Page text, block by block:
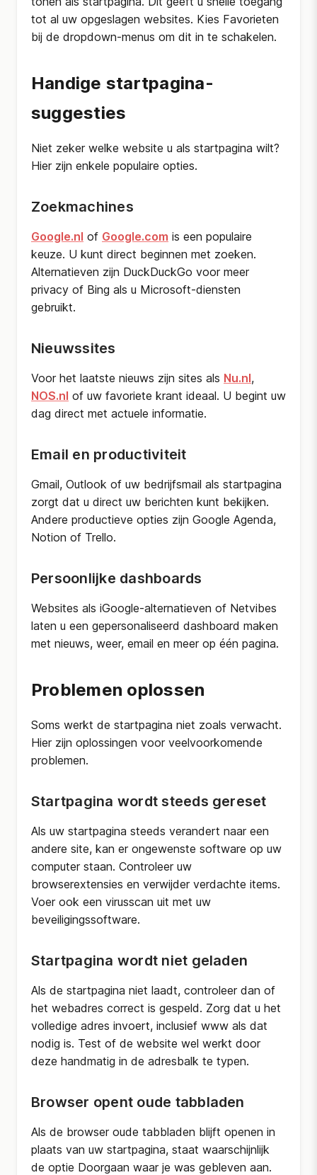
tot al uw opgeslagen websites. Kies Favorieten
bij de dropdown-menus om dit in te schakelen.
Handige startpagina-
suggesties
Niet zeker welke website u als startpagina wilt?
Hier zijn enkele populaire opties.
Zoekmachines
Google.nl of Google.com is een populaire
keuze. U kunt direct beginnen met zoeken.
Alternatieven zijn DuckDuckGo voor meer
privacy of Bing als u Microsoft-diensten
gebruikt.
Nieuwssites
Voor het laatste nieuws zijn sites als Nu.nl,
NOS.nl of uw favoriete krant ideaal. U begint uw
dag direct met actuele informatie.
Email en productiviteit
Gmail, Outlook of uw bedrijfsmail als startpagina
zorgt dat u direct uw berichten kunt bekijken.
Andere productieve opties zijn Google Agenda,
Notion of Trello.
Persoonlijke dashboards
Websites als iGoogle-alternatieven of Netvibes
laten u een gepersonaliseerd dashboard maken
met nieuws, weer, email en meer op één pagina.
Problemen oplossen
Soms werkt de startpagina niet zoals verwacht.
Hier zijn oplossingen voor veelvoorkomende
problemen.
Startpagina wordt steeds gereset
Als uw startpagina steeds verandert naar een
andere site, kan er ongewenste software op uw
computer staan. Controleer uw
browserextensies en verwijder verdachte items.
Voer ook een virusscan uit met uw
beveiligingssoftware.
Startpagina wordt niet geladen
Als de startpagina niet laadt, controleer dan of
het webadres correct is gespeld. Zorg dat u het
volledige adres invoert, inclusief www als dat
nodig is. Test of de website wel werkt door
deze handmatig in de adresbalk te typen.
Browser opent oude tabbladen
Als de browser oude tabbladen blijft openen in
plaats van uw startpagina, staat waarschijnlijk
de optie Doorgaan waar je was gebleven aan.